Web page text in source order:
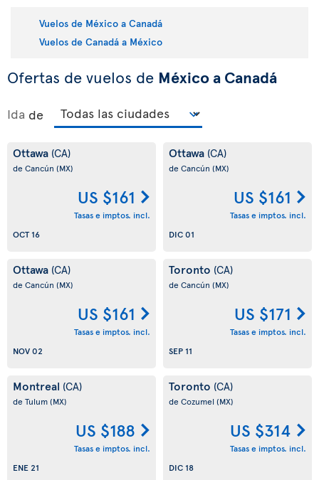
Vuelos de México a Canadá
Vuelos de Canadá a México
Ofertas de vuelos de México a Canadá
Ida de
Ottawa (CA)
de Cancún (MX)
US $161
Tasas e imptos. incl.
OCT 16
Ottawa (CA)
de Cancún (MX)
US $161
Tasas e imptos. incl.
DIC 01
Ottawa (CA)
de Cancún (MX)
US $161
Tasas e imptos. incl.
NOV 02
Toronto (CA)
de Cancún (MX)
US $171
Tasas e imptos. incl.
SEP 11
Montreal (CA)
de Tulum(MX)
US $188
Tasas e imptos. incl.
ENE 21
Toronto (CA)
de Cozumel (MX)
US $314
Tasas e imptos. incl.
DIC 18